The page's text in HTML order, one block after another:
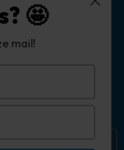
🤩
mail!